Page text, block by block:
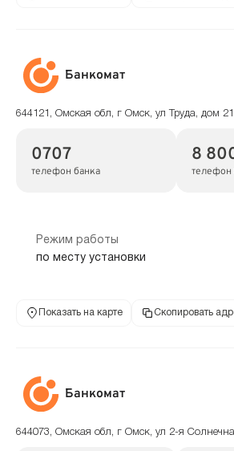
Банкомат
644121, Омская обл, г Омск, ул Труда, дом 21
0707
телефон банка
8
телефон
Режим работы
по месту установки
Показать на карте Скопировать
Банкомат
644073, Омская обл, г Омск, ул 2-я